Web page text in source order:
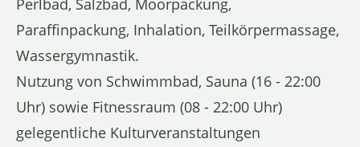
Paraffinpackung, Inhalation, Teilkörpermassage,
Wassergymnastik.
Nutzung von Schwimmbad, Sauna (16 - 22:00
Uhr) sowie Fitnessraum (08 - 22:00 Uhr)
gelegentliche Kulturveranstaltungen